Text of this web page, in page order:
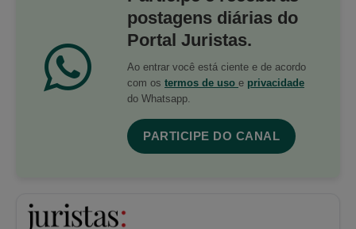
postagens diárias do
Portal Juristas.
Ao entrar você está ciente e de acordo
com os termos de uso e privacidade
do Whatsapp.
PARTICIPE DO CANAL